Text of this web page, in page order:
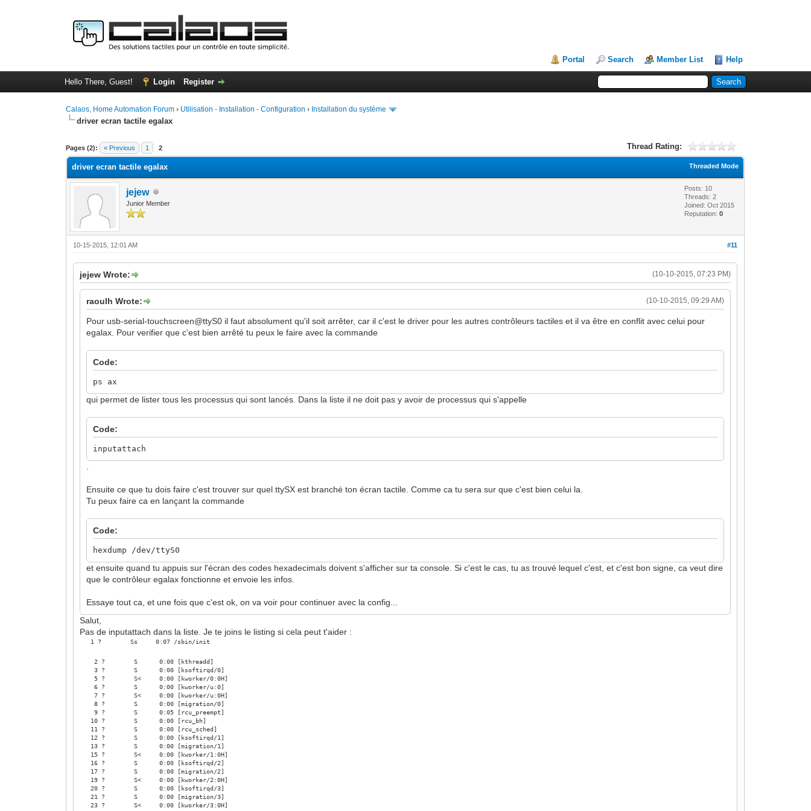
Portal Search Member List Help
Hello There, Guest! Login Register
Calaos, Home Automation Forum › Utilisation - Installation - Configuration › Installation du système
driver ecran tactile egalax
Pages (2): « Previous 1 2 Thread Rating:
0 Vote(s) - 0 Average
1
2
3
4
5
Threaded Mode
driver ecran tactile egalax
jejew
Junior Member
Posts: 10
Threads: 2
Joined: Oct 2015
Reputation:0
#11
10-15-2015, 12:01 AM
(10-10-2015, 07:23 PM)
jejew Wrote:
(10-10-2015, 09:29 AM)
raoulh Wrote:
Pour usb-serial-touchscreen@ttyS0 il faut absolument qu'il soit arrêter, car il c'est le driver pour les autres contrôleurs tactiles et il va être en conflit avec celui pour
egalax. Pour verifier que c'est bien arrêté tu peux le faire avec la commande
Code:
ps ax
qui permet de lister tous les processus qui sont lancés. Dans la liste il ne doit pas y avoir de processus qui s'appelle
Code:
inputattach
Ensuite ce que tu dois faire c'est trouver sur quel ttySX est branché ton écran tactile. Comme ca tu sera sur que c'est bien celui la.
Tu peux faire ca en lançant la commande
Code:
hexdump /dev/ttyS0
et ensuite quand tu appuis sur l'écran des codes hexadecimals doivent s'afficher sur ta console. Si c'est le cas, tu as trouvé lequel c'est, et c'est bon signe, ca veut dire
que le contrôleur egalax fonctionne et envoie les infos.
Essaye tout ca, et une fois que c'est ok, on va voir pour continuer avec la config...
Salut,
Pas de inputattach dans la liste. Je te joins le listing si cela peut t'aider :
1 ? Ss 0:07 /sbin/init
2 ? S 0:00 [kthreadd]
3 ? S 0:00 [ksoftirqd/0]
5 ? S< 0:00 [kworker/0:0H]
6 ? S 0:00 [kworker/u:0]
7 ? S< 0:00 [kworker/u:0H]
8 ? S 0:00 [migration/0]
9 ? S 0:05 [rcu_preempt]
10 ? S 0:00 [rcu_bh]
11 ? S 0:00 [rcu_sched]
12 ? S 0:00 [ksoftirqd/1]
13 ? S 0:00 [migration/1]
15 ? S< 0:00 [kworker/1:0H]
16 ? S 0:00 [ksoftirqd/2]
17 ? S 0:00 [migration/2]
19 ? S< 0:00 [kworker/2:0H]
20 ? S 0:00 [ksoftirqd/3]
21 ? S 0:00 [migration/3]
23 ? S< 0:00 [kworker/3:0H]